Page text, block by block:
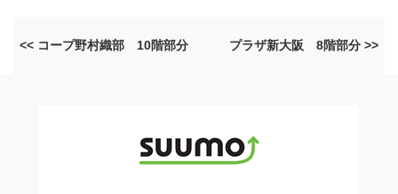
<< コープ野村織部 10階部分 プラザ新大阪 8階部分 >>